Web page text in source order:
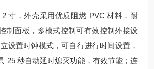
寸，外壳采用优质阻燃 PVC 材料，耐
制面板，多模式控制可有效控制外接设
设置时钟模式，可自行进行时间设置，
25 秒自动延时熄灭功能，有效节能；连